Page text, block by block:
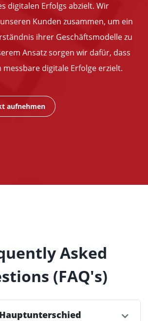
digitalen Erfolgs abzielt. Wir
Kunden zusammen, um ein
ihrer Geschäftsmodelle zu
Ansatz sorgen wir dafür, dass
digitale Erfolge erzielt.
aufnehmen
Asked
(FAQ's)